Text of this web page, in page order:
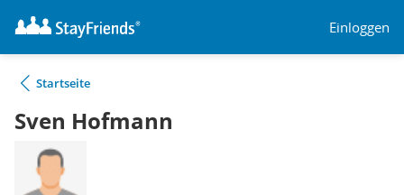
Einloggen
Startseite
Sven Hofmann